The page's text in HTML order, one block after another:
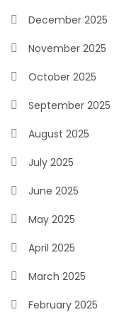
December 2025
November 2025
October 2025
September 2025
August 2025
July 2025
June 2025
May 2025
April 2025
March 2025
February 2025